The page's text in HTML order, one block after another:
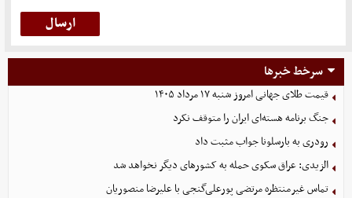
سرخط خبرها
قیمت طلای جهانی امروز شنبه ۱۷ مرداد ۱۴۰۵
جنگ برنامه هسته‌ای ایران را متوقف نکرد
رودری به بارسلونا جواب مثبت داد
الزیدی: عراق سکوی حمله به کشورهای دیگر نخواهد شد
تماس غیرمنتظره مرتضی پورعلی‌گنجی با علیرضا منصوریان